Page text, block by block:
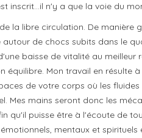
inscrit...il n'y a que la voie du
la libre circulation. De manière
de chocs subits dans le
baisse de vitalité au meilleur
équilibre. Mon travail en résulte
de votre corps où les
Mes mains seront donc les
qu'il puisse être à l'écoute de
mentaux et